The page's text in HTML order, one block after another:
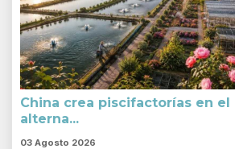
China crea piscifactorías en
alterna...
03 Agosto 2026